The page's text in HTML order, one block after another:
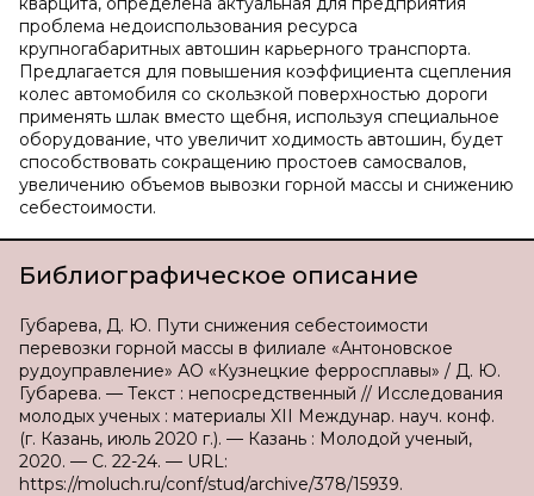
проблема недоиспользования ресурса
крупногабаритных автошин карьерного транспорта.
Предлагается для повышения коэффициента сцепления
колес автомобиля со скользкой поверхностью дороги
применять шлак вместо щебня, используя специальное
оборудование, что увеличит ходимость автошин, будет
способствовать сокращению простоев самосвалов,
увеличению объемов вывозки горной массы и снижению
себестоимости.
Библиографическое описание
Губарева, Д. Ю. Пути снижения себестоимости
перевозки горной массы в филиале «Антоновское
рудоуправление» АО «Кузнецкие ферросплавы» / Д. Ю.
Губарева. — Текст : непосредственный // Исследования
молодых ученых : материалы XII Междунар. науч. конф.
(г. Казань, июль 2020 г.). — Казань : Молодой ученый,
2020. — С. 22-24. — URL:
https://moluch.ru/conf/stud/archive/378/15939.